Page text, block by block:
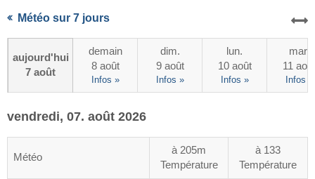
Météo sur 7 jours
aujourd'hui
7 août
demain
8 août
Infos »
dim.
9 août
Infos »
lun.
10 août
Infos »
mar.
11 août
Infos »
vendredi, 07. août 2026
Météo
à 205m
Température
à 133
Température